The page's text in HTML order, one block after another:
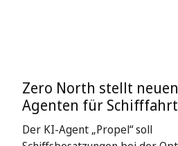
Zero North stellt
Agenten für
Der KI-Agent „Propel“ soll